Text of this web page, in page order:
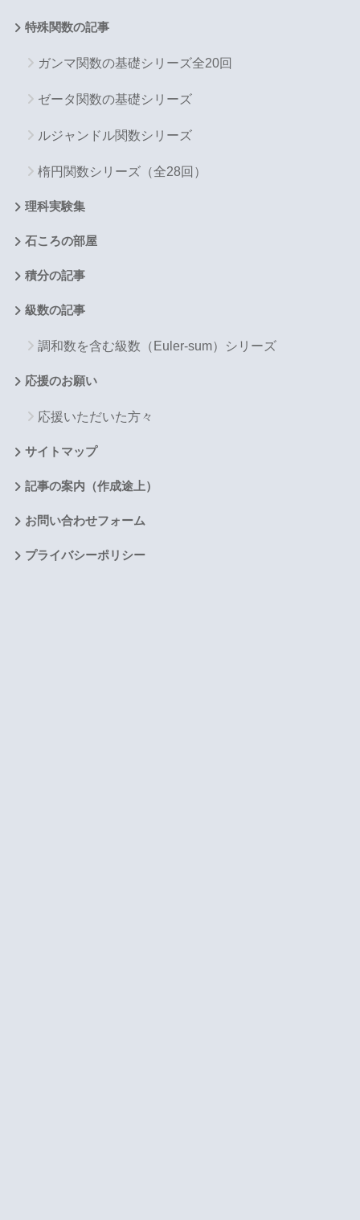
特殊関数の記事
ガンマ関数の基礎シリーズ全20回
ゼータ関数の基礎シリーズ
ルジャンドル関数シリーズ
楕円関数シリーズ（全28回）
理科実験集
石ころの部屋
積分の記事
級数の記事
調和数を含む級数（Euler-sum）シリーズ
応援のお願い
応援いただいた方々
サイトマップ
記事の案内（作成途上）
お問い合わせフォーム
プライバシーポリシー